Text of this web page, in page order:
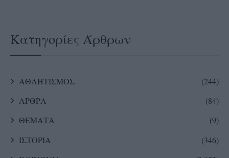
Κατηγορίες Άρθρων
ΑΘΛΗΤΙΣΜΟΣ
(244)
ΑΡΘΡΑ
(84)
ΘΕΜΑΤΑ
(9)
ΙΣΤΟΡΙΑ
(346)